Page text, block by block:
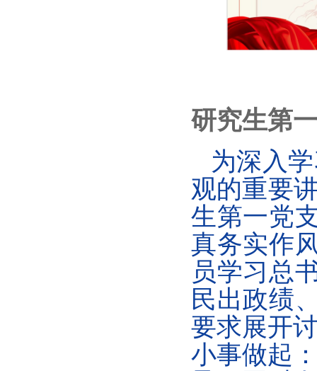
研究生第
为深入
观的重要
生第一党
真务实作
员学习总
民出政绩
要求展开
小事做起